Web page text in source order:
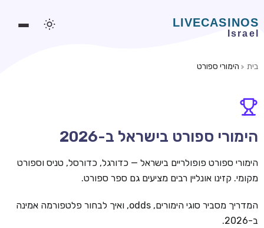
משחקים חינמיים
סלוטים אונליין
מונדיאל 2026 הימורים
בקרה אונליין
בית הימורי ספורט
הימורי ספורט בישראל ב-2026
הימורי ספורט פופולריים בישראל — כדורגל, כדורסל, טניס וספורט
מקומי. קזינו אונליין רבים מציעים גם ספר ספורט.
המדריך מסביר סוגי הימורים, odds, ואיך לבחור פלטפורמה אמינה
ב-2026.